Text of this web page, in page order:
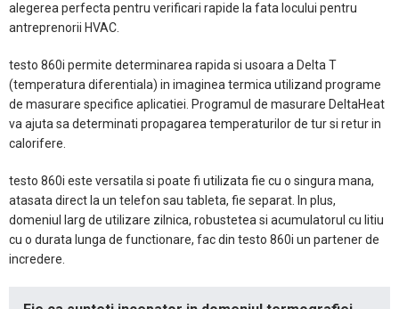
alegerea perfecta pentru verificari rapide la fata locului pentru
antreprenorii HVAC.
testo 860i permite determinarea rapida si usoara a Delta T
(temperatura diferentiala) in imaginea termica utilizand programe
de masurare specifice aplicatiei. Programul de masurare DeltaHeat
va ajuta sa determinati propagarea temperaturilor de tur si retur in
calorifere.
testo 860i este versatila si poate fi utilizata fie cu o singura mana,
atasata direct la un telefon sau tableta, fie separat. In plus,
domeniul larg de utilizare zilnica, robustetea si acumulatorul cu litiu
cu o durata lunga de functionare, fac din testo 860i un partener de
incredere.